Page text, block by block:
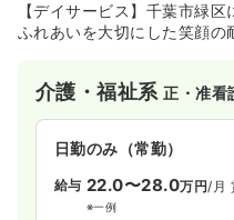
【デイサービス】千葉市緑
ふれあいを大切にした笑顔の
介護・福祉系正・准看
日勤のみ（常勤）
給与 22.0〜28.0万円/月
※一例